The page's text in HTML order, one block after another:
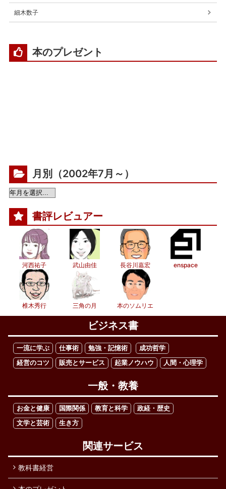
細木数子
本のプレゼント
月別（2002年7月～）
書評レビュアー
河西祐子 武山由佳 長谷川嘉宏 enspace
椎木秀行 三角の月 本のソムリエ
ビジネス書
一流に学ぶ 仕事術 勉強・記憶術
成功哲学
経営のコツ
販売とサービス 起業ノウハウ 人間・心理学
一般・教養
お金と健康 国際関係 教育と科学
政経・歴史
文学と芸術
生き方
関連サービス
教科書経営